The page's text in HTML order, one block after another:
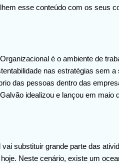
esse conteúdo com os seus
é o ambiente de
nas estratégias sem
das pessoas dentro das
idealizou e lançou em maio
substituir grande parte das
Neste cenário, existe um